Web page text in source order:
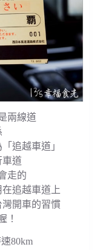
兩線道
追越車道」
車道
走的
追越車道上
開車的習慣
！
80km